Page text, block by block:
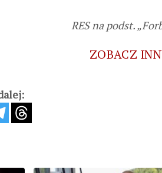
RES na podst.
ZOBACZ